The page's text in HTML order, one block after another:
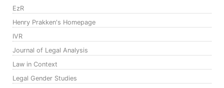
EzR
Henry Prakken's Homepage
IVR
Journal of Legal Analysis
Law in Context
Legal Gender Studies